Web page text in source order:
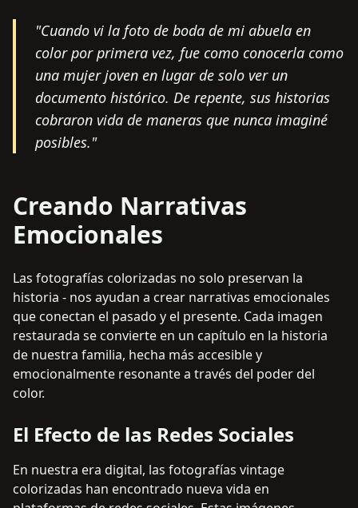
"Cuando vi la foto de boda de mi abuela en
color por primera vez, fue como conocerla como
una mujer joven en lugar de solo ver un
documento histórico. De repente, sus historias
cobraron vida de maneras que nunca imaginé
posibles."
Creando Narrativas
Emocionales
Las fotografías colorizadas no solo preservan la
historia - nos ayudan a crear narrativas emocionales
que conectan el pasado y el presente. Cada imagen
restaurada se convierte en un capítulo en la historia
de nuestra familia, hecha más accesible y
emocionalmente resonante a través del poder del
color.
El Efecto de las Redes Sociales
En nuestra era digital, las fotografías vintage
colorizadas han encontrado nueva vida en